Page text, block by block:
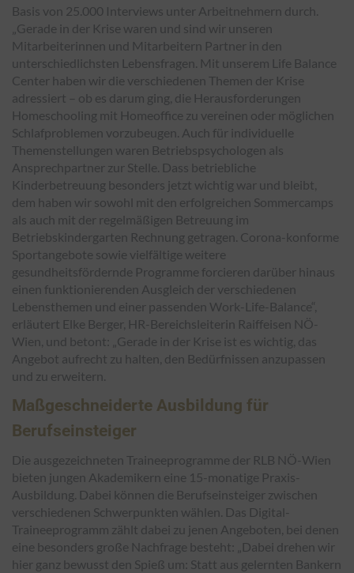
Basis von 25.000 Interviews unter Arbeitnehmern durch.
„Gerade in der Krise waren und sind wir unseren
Mitarbeiterinnen und Mitarbeitern Partner in den
unterschiedlichsten Lebensfragen. Mit unserem Life Balance
Center haben wir die verschiedenen Themen der Krise
adressiert – ob es darum ging, die Herausforderungen
Homeschooling mit Homeoffice zu vereinen oder möglichen
Schlafproblemen vorzubeugen. Auch für individuelle
Themenstellungen waren Betriebspsychologen als
Ansprechpartner zur Stelle. Dass betriebliche
Kinderbetreuung besonders jetzt wichtig war und bleibt,
dem haben wir sowohl mit den erfolgreichen Sommercamps
als auch mit der regelmäßigen Betreuung im
Betriebskindergarten Rechnung getragen. Corona-konforme
Sportangebote sowie vielfältige weitere
gesundheitsfördernde Programme forcieren darüber hinaus
einen funktionierenden Ausgleich der verschiedenen
Lebensthemen und einer passenden Work-Life-Balance“,
erläutert Elke Berger, HR-Bereichsleiterin Raiffeisen NÖ-
Wien, und betont: „Gerade in der Krise ist es wichtig, das
Angebot aufrecht zu halten, den Bedürfnissen anzupassen
und zu erweitern.
Maßgeschneiderte Ausbildung für
Berufseinsteiger
Die ausgezeichneten Traineeprogramme der RLB NÖ-Wien
bieten jungen Akademikern eine 15-monatige Praxis-
Ausbildung. Dabei können die Berufseinsteiger zwischen
verschiedenen Schwerpunkten wählen. Das Digital-
Traineeprogramm zählt dabei zu jenen Angeboten, bei denen
eine besonders große Nachfrage besteht: „Dabei drehen wir
hier ganz bewusst den Spieß um: Statt aus gelernten Bankern